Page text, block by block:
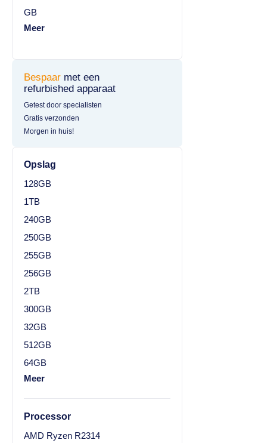
GB
Meer
Bespaar met een
refurbished apparaat
Getest door specialisten
Gratis verzonden
Morgen in huis!
Opslag
128GB
1TB
240GB
250GB
255GB
256GB
2TB
300GB
32GB
512GB
64GB
Meer
Processor
AMD Ryzen R2314